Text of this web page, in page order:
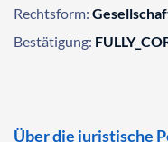
Rechtsform:
Bestätigung:
Über die juristische